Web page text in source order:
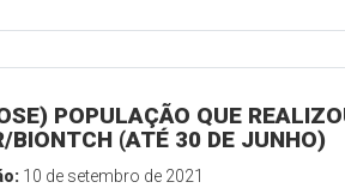
POPULAÇÃO QUE
BIONTCH (ATÉ 30 DE JUNHO)
10 de setembro de 2021